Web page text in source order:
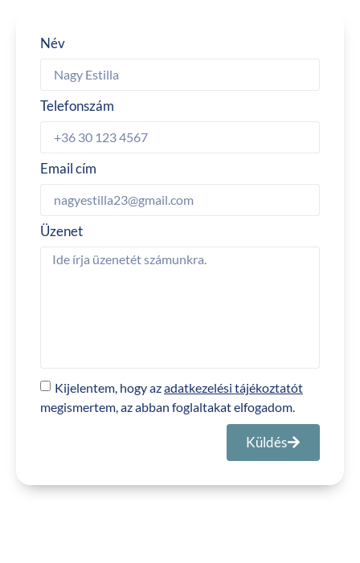
Név
Telefonszám
Email cím
Üzenet
Kijelentem, hogy azadatkezelési tájékoztatót
megismertem, az abban foglaltakat elfogadom.
Küldés